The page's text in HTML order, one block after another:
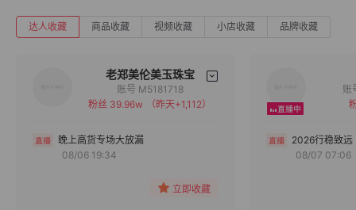
达人收藏 商品收藏 视频收藏 小店收藏 品牌收藏
老郑美伦美玉珠宝
备注
分组
账号 M5181718
粉丝 39.96w
（昨天+1,112）
晚上高货专场大放漏
08/06 19:34
立即收藏
2026行稳致远
08/07 07:06